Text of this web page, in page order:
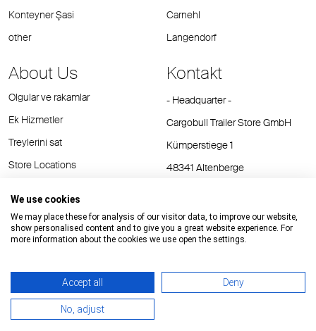
Konteyner Şasi
other
Carnehl
Langendorf
About Us
Olgular ve rakamlar
Ek Hizmetler
Treylerini sat
Store Locations
Kontakt
- Headquarter -
Cargobull Trailer Store GmbH
Kümperstiege 1
48341 Altenberge
E-Mail:cts@cargobull.com
Impressum / Rechtliche Hinweise Datenschutz
We use cookies
We may place these for analysis of our visitor data, to improve our website,
show personalised content and to give you a great website experience. For
more information about the cookies we use open the settings.
Accept all Deny
No, adjust